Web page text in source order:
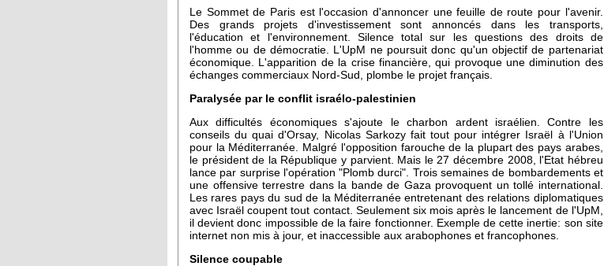
Le Sommet de Paris est l'occasion d'annoncer une feuille de route pour l'avenir.
Des grands projets d'investissement sont annoncés dans les transports,
l'éducation et l'environnement. Silence total sur les questions des droits de
l'homme ou de démocratie. L'UpM ne poursuit donc qu'un objectif de partenariat
économique. L'apparition de la crise financière, qui provoque une diminution des
échanges commerciaux Nord-Sud, plombe le projet français.
Paralysée par le conflit israélo-palestinien
Aux difficultés économiques s'ajoute le charbon ardent israélien. Contre les
conseils du quai d'Orsay, Nicolas Sarkozy fait tout pour intégrer Israël à l'Union
pour la Méditerranée. Malgré l'opposition farouche de la plupart des pays arabes,
le président de la République y parvient. Mais le 27 décembre 2008, l'Etat hébreu
lance par surprise l'opération "Plomb durci". Trois semaines de bombardements et
une offensive terrestre dans la bande de Gaza provoquent un tollé international.
Les rares pays du sud de la Méditerranée entretenant des relations diplomatiques
avec Israël coupent tout contact. Seulement six mois après le lancement de l'UpM,
il devient donc impossible de la faire fonctionner. Exemple de cette inertie: son site
internet non mis à jour, et inaccessible aux arabophones et francophones.
Silence coupable